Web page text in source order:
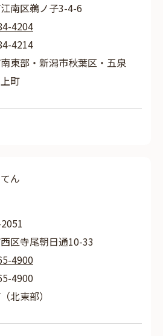
南区鵜ノ子3-4-6
4204
4214
東部・新潟市秋葉区・五泉
町
ん
区寺尾朝日通10-33
4900
4900
北東部）